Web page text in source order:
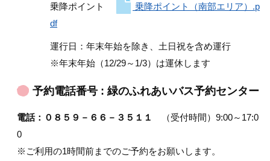
乗降ポイント
乗降ポイント（南部エリア）.p
df
運行日：年末年始を除き、土日祝を含め運行
※年末年始（12/29～1/3）は運休します
予約電話番号 : 緑のふれあいバス予約センター
電話：０８５９－６６－３５１１
（受付時間）9:00～17:0
0
※ご利用の1時間前までのご予約をお願いします。